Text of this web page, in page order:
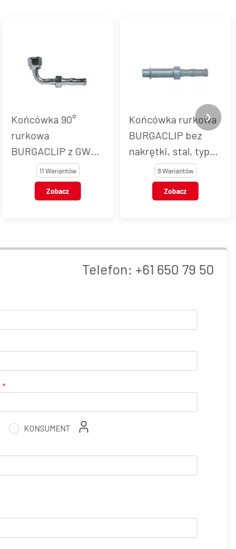
Końcówka 90°
rurkowa
BURGACLIP z GW
UNF, stal, typ 54706
11 Wariantów
Zobacz
Końcówka rurkowa
BURGACLIP bez
nakrętki, stal, typ
8 Wariantów
Zobacz
Telefon: +61 650 79 50
KONSUMENT